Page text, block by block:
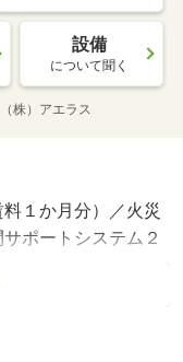
設備
について聞く
株）アエラス
１か月分）／火災
ポートシステム２
要（初回：総額賃
月間：８８０円
物件は初期費用分